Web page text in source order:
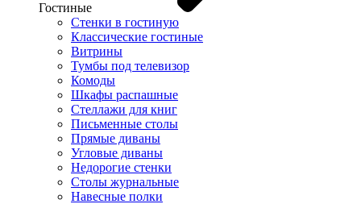
Гостиные
Стенки в гостиную
Классические гостиные
Витрины
Тумбы под телевизор
Комоды
Шкафы распашные
Стеллажи для книг
Письменные столы
Прямые диваны
Угловые диваны
Недорогие стенки
Столы журнальные
Навесные полки